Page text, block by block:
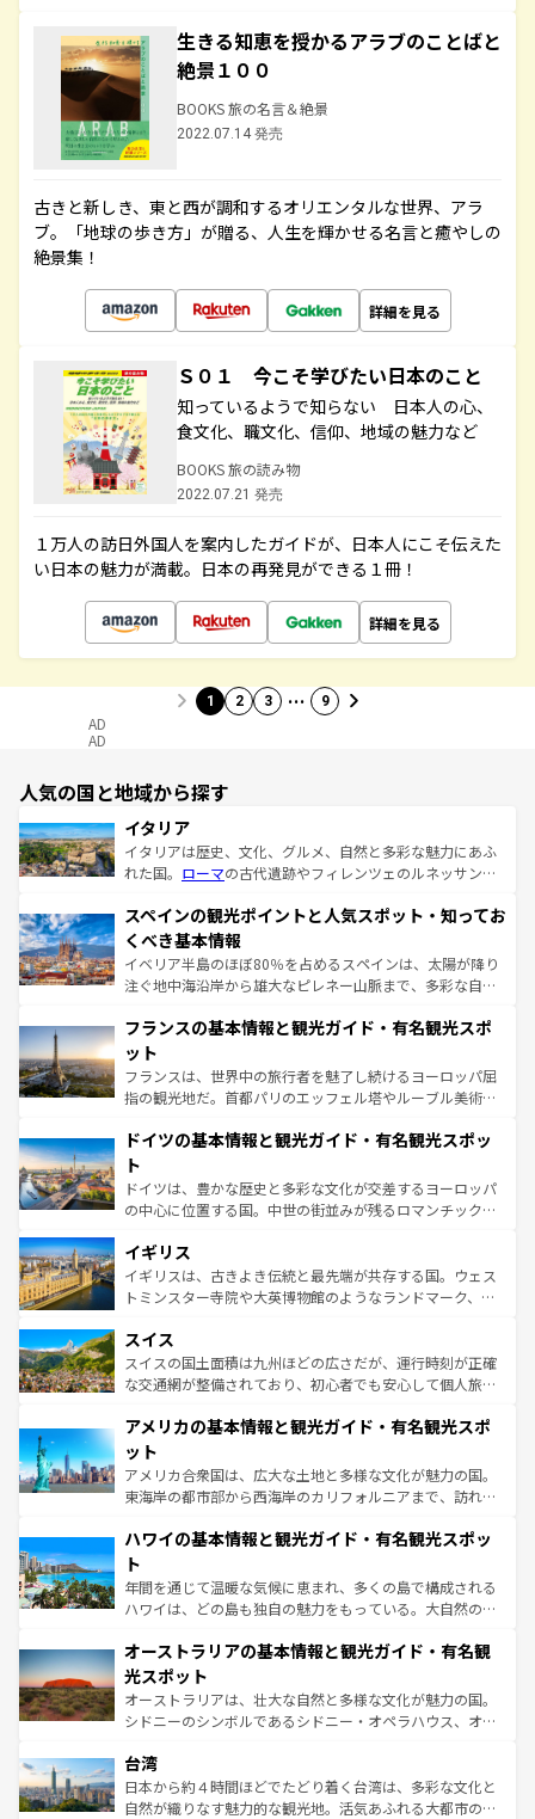
生きる知恵を授かるアラブのことばと
絶景１００
BOOKS 旅の名言＆絶景
2022.07.14 発売
古きと新しき、東と西が調和するオリエンタルな世界、アラ
ブ。「地球の歩き方」が贈る、人生を輝かせる名言と癒やしの
絶景集！
詳細を見る
Ｓ０１ 今こそ学びたい日本のこと
知っているようで知らない 日本人の心、
食文化、職文化、信仰、地域の魅力など
BOOKS 旅の読み物
2022.07.21 発売
１万人の訪日外国人を案内したガイドが、日本人にこそ伝えた
い日本の魅力が満載。日本の再発見ができる１冊！
詳細を見る
1 2 3 … 9
AD
AD
人気の国と地域から探す
イタリア
イタリアは歴史、文化、グルメ、自然と多彩な魅力にあふ
れた国。 ローマの古代遺跡やフィレンツェのルネッサンス
ろん、トスカーナの美しい田園風景やアマルフィ海岸の絶
景など、自然景観も見逃せない。観光の合間には、本場の
ピザやパスタなど、絶品のイタリア料理を堪能することも
できる。朝目覚めてから夜眠るまで、すべての瞬間を楽し
なお、新着のイタリア情報はコンテンツ一覧を参照してほ
しい。
スペインの観光ポイントと人気スポット・知ってお
くべき基本情報
イベリア半島のほぼ80％を占めるスペインは、太陽が降り
注ぐ地中海沿岸から雄大なピレネー山脈まで、多彩な自然
文化が根付くこの国では、情熱的なフラメンコ、熱気あふ
れる闘牛、そして美味しいタパスが生活の一部となってい
る。首都マドリードの洗練された雰囲気や、バルセロナの
アートに溢れた街角から、地方では古代ローマ遺跡や中世
せる。地方によって風土や気候が異なるスペインはその個
ンテンツ一覧 を参照してほしい。
フランスの基本情報と観光ガイド・有名観光スポ
ット
フランスは、世界中の旅行者を魅了し続けるヨーロッパ屈
指の観光地だ。首都パリのエッフェル塔やルーブル美術館
で、幅広い魅力が詰まっている。華麗な宮殿、歴史的な大
聖堂、美しいビーチ、そして豊かな自然が、訪れる者を心
から魅了する。また、フランスは美食の国としても知ら
れ、フランス料理はユネスコ無形文化遺産にも登録されて
香り高いラベンダー畑など、多彩な楽しみ方が可能だ。さ
らに、パリ以外の地域にも魅力が溢れており、どの街角に
も豊かな歴史と文化が息づいている。パリ以外の個性あふ
を参照してほしい。
ドイツの基本情報と観光ガイド・有名観光スポッ
ト
ドイツは、豊かな歴史と多彩な文化が交差するヨーロッパ
の中心に位置する国。中世の街並みが残るロマンチック街
顔を持つこの国は、どこを歩いても飽きることがない。ベ
ルリンの文化的活気、バイエルン州のアルプスの絶景、そ
してライン川沿いのワイン畑といった風景は必見。ビール
は、お酒好きな人にはぜひ体験してほしい。 なお、新着の
ドイツ情報はコンテンツ一覧を参照してほしい。
イギリス
イギリスは、古きよき伝統と最先端が共存する国。ウェス
トミンスター寺院や大英博物館のようなランドマーク、歴
リアごとに異なる魅力がある。また、優雅なアフタヌーン
ティー、ビール好きにはたまらない英国パブ、サッカー観
戦など、本場だからこそできる体験も豊富。イギリスを旅
ンツ一覧を参照してほしい。
スイス
スイスの国土面積は九州ほどの広さだが、運行時刻が正確
な交通網が整備されており、初心者でも安心して個人旅行
の建物がそのまま残る町や、スイスならではのユニークな
博物館もあり、アルプス観光だけでなく町歩きも満喫する
ことができる。国民の所得が高いため物価も高いが、旅行
者向けの交通パス提供のサービスもあり、うまく活用すれ
着のスイス情報はコンテンツ一覧を参照してほしい。
アメリカの基本情報と観光ガイド・有名観光スポ
ット
アメリカ合衆国は、広大な土地と多様な文化が魅力の国。
東海岸の都市部から西海岸のカリフォルニアまで、訪れる
のような巨大都市は、観光、ショッピング、エンターテイ
ンメントが詰まった刺激的なスポットだ。一方、アメリカ
西部には大自然が広がり、グランドキャニオンやイエロー
ストーン国立公園といった絶景が堪能できる。さらに、南
文化が魅力。旅行者はアメリカの各地域で異なる魅力を楽
しみながら、その多様性と豊かな歴史を感じることができ
るだろう。車でのロードトリップや列車の旅も、アメリカ
ならではの贅沢な旅のスタイルだ。 なお、新着のアメリカ
情報は コンテンツ一覧 を参照してほしい。
ハワイの基本情報と観光ガイド・有名観光スポッ
ト
年間を通じて温暖な気候に恵まれ、多くの島で構成される
ハワイは、どの島も独自の魅力をもっている。大自然の神
ワイ島は見逃せない。また、定番の観光地といえばオアフ
島だが、静かな自然を求めるならマウイ島やカウアイ島が
おすすめ。エメラルドグリーンに輝く海をはじめ、豊かな
文化や歴史が息づいている。「アロハスピリット」と呼ば
人々、おいしいローカルフードやハワイアンミュージッ
ク、伝統的なフラダンスなど、すべてがハワイの魅力を彩
っている。訪れるたびに新しい発見と感動が待っているハ
オーストラリアの基本情報と観光ガイド・有名観
光スポット
オーストラリアは、壮大な自然と多様な文化が魅力の国。
シドニーのシンボルであるシドニー・オペラハウス、オー
リアリーフや大陸中央部にそびえるウルル（エアーズロッ
ク）、タスマニアの美しい原生林やケアンズの熱帯雨林な
ど、見どころがたくさん。また、カフェやワイン、オージ
台湾
日本から約４時間ほどでたどり着く台湾は、多彩な文化と
自然が織りなす魅力的な観光地。活気あふれる大都市の台